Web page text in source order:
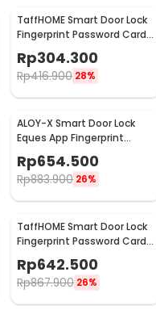
TaffHOME Smart Door Lock
Fingerprint Password Card
RFID Alarm - XR24
Rp304.300
Rp416.900 28%
ALOY-X Smart Door Lock
Eques App Fingerprint
Password Digital Display -
A4
Rp654.500
Rp883.900 26%
TaffHOME Smart Door Lock
Fingerprint Password Card
Waterproof IP66 Single
Sided - G23
Rp642.500
Rp867.900 26%